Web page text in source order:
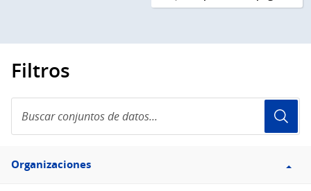
Filtros
conjuntos
de
Filtro
Organizaciones
Organizaciones